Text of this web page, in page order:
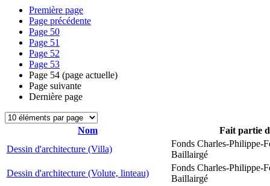
Première page
Page précédente
Page 50
Page 51
Page 52
Page 53
Page 54 (page actuelle)
Page suivante
Dernière page
Nom
Fait partie
Dessin d'architecture (Villa)
Fonds Charles-Philippe-
Baillairgé
Dessin d'architecture (Volute, linteau)
Fonds Charles-Philippe-
Baillairgé